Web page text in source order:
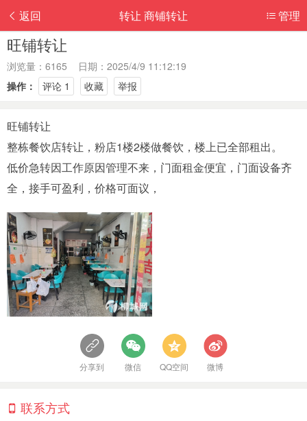
返回 管理
转让 商铺转让
旺铺转让
浏览量：6165 日期：2025/4/9 11:12:19
操作：
评论 1 收藏 举报
旺铺转让
整栋餐饮店转让，粉店1楼2楼做餐饮，楼上已全部租出。
低价急转因工作原因管理不来，门面租金便宜，门面设备齐
全，接手可盈利，价格可面议，
分享到 微信 QQ空间 微博
联系方式